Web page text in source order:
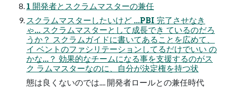
1 開発者とスクラムマスターの兼任
スクラムマスターしたいけど ...PBI 完了させなき
ゃ... スクラムマスターとして成長でき ているのだろ
うか？ スクラムガイドに書いてあることを広めて、
イ ベントのファシリテーションしてるだけでいい の
かな...？ 効果的なチームになる事を支援するのがス
ク ラムマスターなのに、自分が決定権を持つ状
態は良くないのでは.... 開発者ロールとの兼任時代